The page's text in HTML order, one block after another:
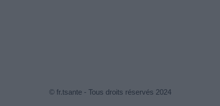
© fr.tsante - Tous droits réservés 2024